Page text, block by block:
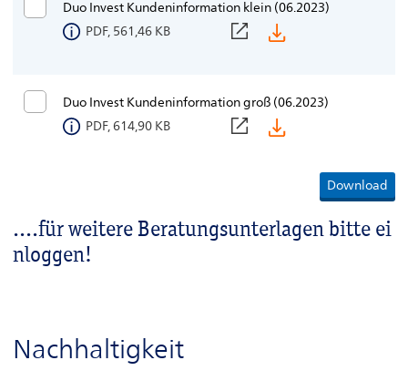
Duo Invest Kundeninformation klein (06.2023)
PDF, 561,46 KB
Duo Invest Kundeninformation groß (06.2023)
PDF, 614,90 KB
....für weitere Beratungsunterlagen bitte ei
nloggen!
Nachhaltigkeit